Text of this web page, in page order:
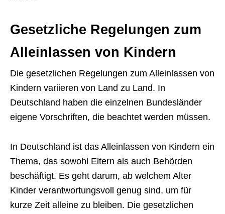
Gesetzliche Regelungen zum
Alleinlassen von Kindern
Die gesetzlichen Regelungen zum Alleinlassen von
Kindern variieren von Land zu Land. In
Deutschland haben die einzelnen Bundesländer
eigene Vorschriften, die beachtet werden müssen.
In Deutschland ist das Alleinlassen von Kindern ein
Thema, das sowohl Eltern als auch Behörden
beschäftigt. Es geht darum, ab welchem Alter
Kinder verantwortungsvoll genug sind, um für
kurze Zeit alleine zu bleiben. Die gesetzlichen